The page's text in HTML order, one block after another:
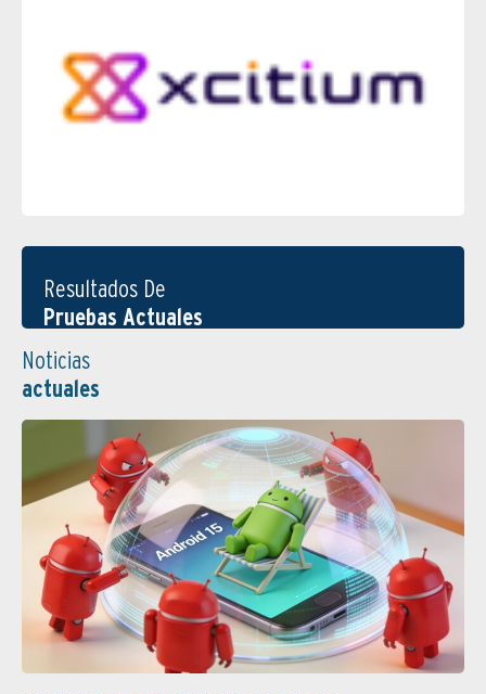
Resultados De
Pruebas Actuales
Noticias
actuales